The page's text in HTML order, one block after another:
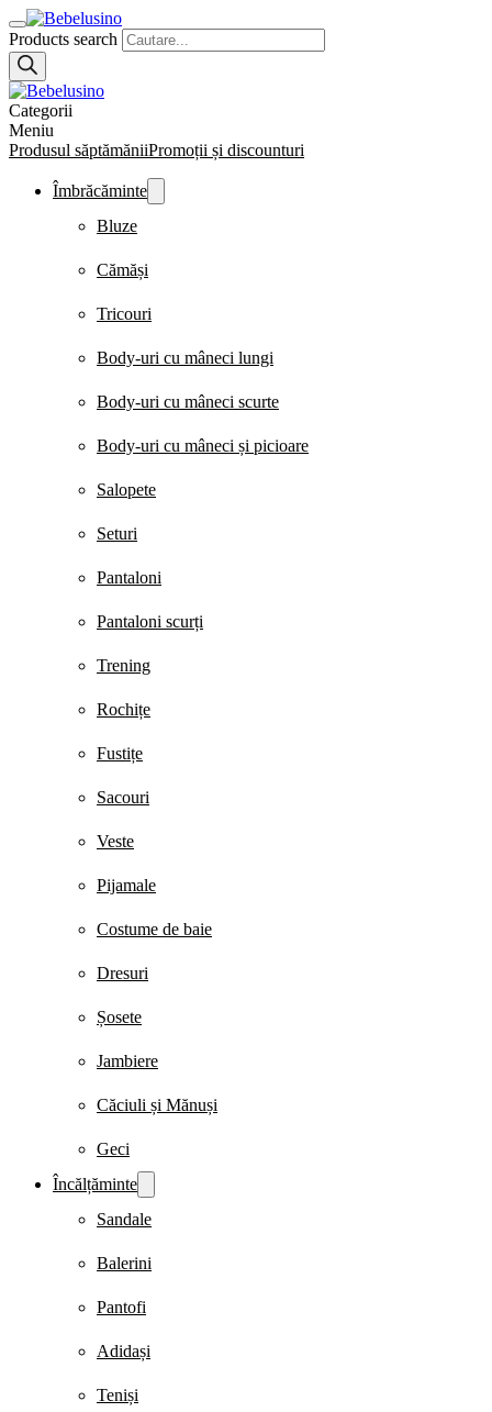
Products search
Categorii
Meniu
Produsul săptămăniiPromoții și discounturi
Îmbrăcăminte
Bluze
Cămăși
Tricouri
Body-uri cu mâneci lungi
Body-uri cu mâneci scurte
Body-uri cu mâneci și picioare
Salopete
Seturi
Pantaloni
Pantaloni scurți
Trening
Rochițe
Fustițe
Sacouri
Veste
Pijamale
Costume de baie
Dresuri
Șosete
Jambiere
Căciuli și Mănuși
Geci
Încălțăminte
Sandale
Balerini
Pantofi
Adidași
Teniși